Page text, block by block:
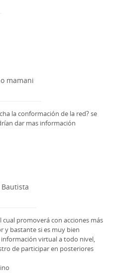
mamani
la conformación de la red? se
dar mas información
cual promoverá con acciones más
y bastante si es muy bien
virtual a todo nivel,
de participar en posteriores